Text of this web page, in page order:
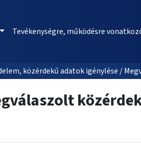
Tevékenységre, működésre
közérdekű adatok igénylése /